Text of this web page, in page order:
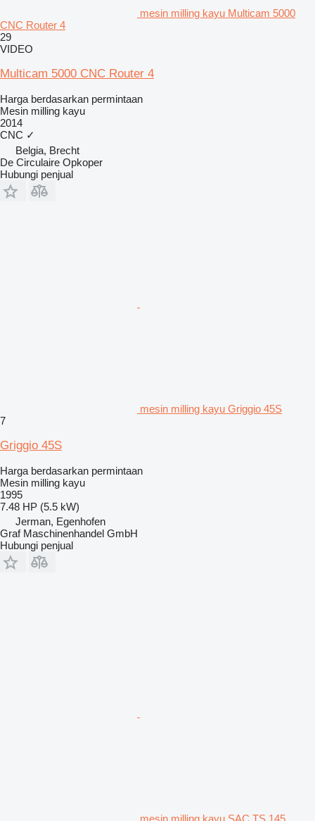
mesin milling kayu Multicam 5000
CNC Router 4
29
VIDEO
Multicam 5000 CNC Router 4
Harga berdasarkan permintaan
Mesin milling kayu
2014
CNC ✓
Belgia, Brecht
De Circulaire Opkoper
Hubungi penjual
mesin milling kayu Griggio 45S
7
Griggio 45S
Harga berdasarkan permintaan
Mesin milling kayu
1995
7.48 HP (5.5 kW)
Jerman, Egenhofen
Graf Maschinenhandel GmbH
Hubungi penjual
mesin milling kayu SAC TS.145